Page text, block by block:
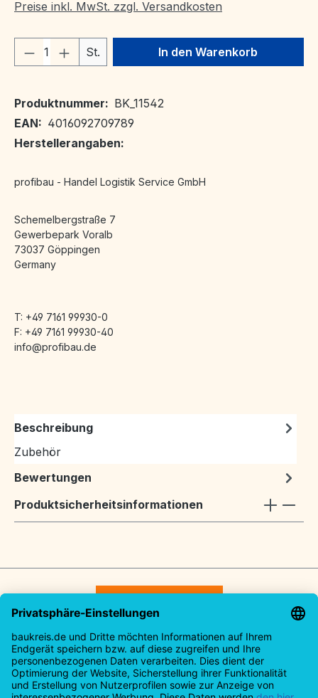
Preise inkl. MwSt. zzgl. Versandkosten
Produkt Anzahl: Gib den
St. In den Warenkorb
Produktnummer: BK_11542
EAN: 4016092709789
Herstellerangaben:
profibau - Handel Logistik Service GmbH
Schemelbergstraße 7
Gewerbepark Voralb
73037 Göppingen
Germany
T: +49 7161 99930-0
F: +49 7161 99930-40
info@profibau.de
Beschreibung
Zubehör
Bewertungen
Produktsicherheitsinformationen
Service-Hotline
Rechtliches